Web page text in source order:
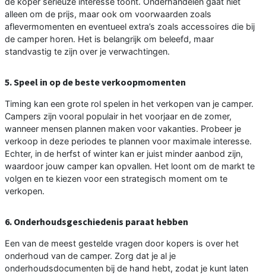
alleen om de prijs, maar ook om voorwaarden zoals
aflevermomenten en eventueel extra’s zoals accessoires die bij
de camper horen. Het is belangrijk om beleefd, maar
standvastig te zijn over je verwachtingen.
5. Speel in op de beste verkoopmomenten
Timing kan een grote rol spelen in het verkopen van je camper.
Campers zijn vooral populair in het voorjaar en de zomer,
wanneer mensen plannen maken voor vakanties. Probeer je
verkoop in deze periodes te plannen voor maximale interesse.
Echter, in de herfst of winter kan er juist minder aanbod zijn,
waardoor jouw camper kan opvallen. Het loont om de markt te
volgen en te kiezen voor een strategisch moment om te
verkopen.
6. Onderhoudsgeschiedenis paraat hebben
Een van de meest gestelde vragen door kopers is over het
onderhoud van de camper. Zorg dat je al je
onderhoudsdocumenten bij de hand hebt, zodat je kunt laten